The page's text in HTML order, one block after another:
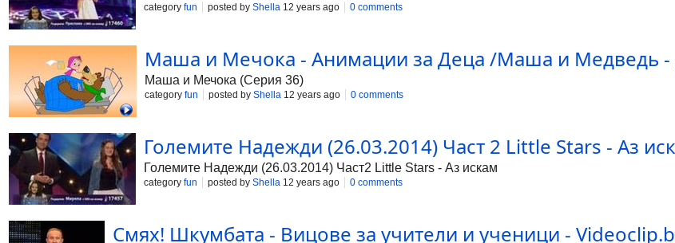
category fun posted by Shella 12 years ago 0 comments
Маша и Мечока - Анимации за Деца /Маша и Медведь -
Маша и Мечока (Серия 36)
category fun posted by Shella 12 years ago 0 comments
Големите Надежди (26.03.2014) Част 2 Little Stars - Аз
Големите Надежди (26.03.2014) Част2 Little Stars - Аз искам
category fun posted by Shella 12 years ago 0 comments
Смях! Шкумбата - Вицове за учители и ученици -